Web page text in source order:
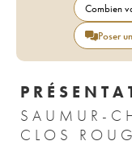
Combien
Poser
SAUMUR-